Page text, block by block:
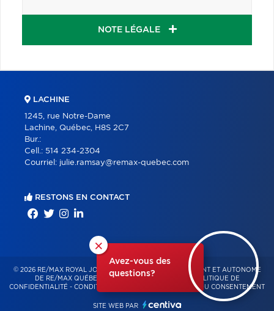
NOTE LÉGALE
×
Avez-vous des
questions?
LACHINE
1245, rue Notre-Dame
Lachine, Québec, H8S 2C7
Bur.:
Cell.: 514 234-2304
Courriel: julie.ramsay@remax-quebec.com
RESTONS EN CONTACT
© 2026 RE/MAX ROYAL JORDAN – FRANCHISÉ INDÉPENDANT ET AUTONOME
DE RE/MAX QUÉBEC – TOUS DROITS RÉSERVÉS -POLITIQUE DE
CONFIDENTIALITÉ - CONDITIONS D'UTILISATION GESTION DU CONSENTEMENT
SITE WEB PAR